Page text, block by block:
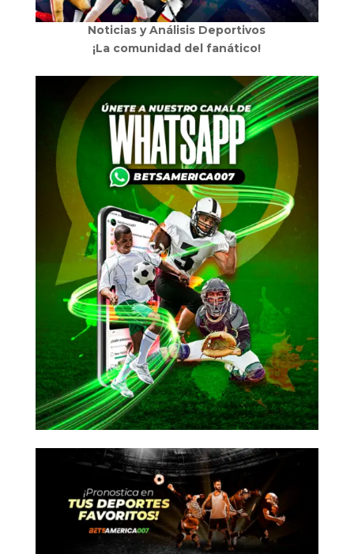
Noticias y Análisis Deportivos
¡La comunidad del fanático!